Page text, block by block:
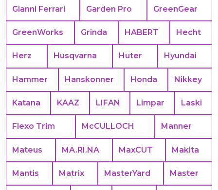
Gianni Ferrari Garden Pro GreenGear
GreenWorks Grinda HABERT Hecht
Herz Husqvarna Huter Hyundai
Hammer Hanskonner Honda Nikkey
Katana KAAZ LIFAN Limpar Laski
Flexo Trim McCULLOCH Manner
Mateus MA.RI.NA MaxCUT Makita
Mantis Matrix MasterYard Master